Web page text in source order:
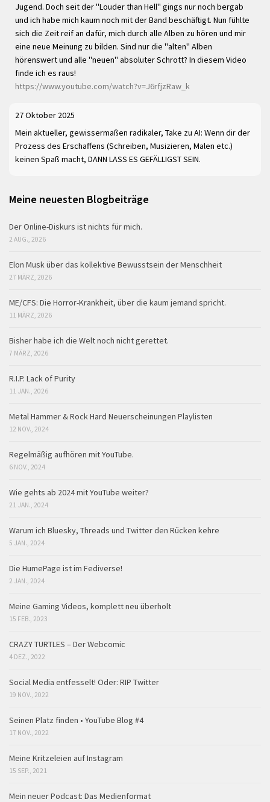
Jugend. Doch seit der "Louder than Hell" gings nur noch bergab
und ich habe mich kaum noch mit der Band beschäftigt. Nun fühlte
sich die Zeit reif an dafür, mich durch alle Alben zu hören und mir
eine neue Meinung zu bilden. Sind nur die "alten" Alben
hörenswert und alle "neuen" absoluter Schrott? In diesem Video
finde ich es raus!
https://www.youtube.com/watch?v=J6rfjzRaw_k
27 Oktober 2025
Mein aktueller, gewissermaßen radikaler, Take zu AI: Wenn dir der
Prozess des Erschaffens (Schreiben, Musizieren, Malen etc.)
keinen Spaß macht, DANN LASS ES GEFÄLLIGST SEIN.
Meine neuesten Blogbeiträge
Der Online-Diskurs ist nichts für mich.
2 AUG., 2026
Elon Musk über das kollektive Bewusstsein der Menschheit
27 MÄRZ, 2026
ME/CFS: Die Horror-Krankheit, über die kaum jemand spricht.
11 MÄRZ, 2026
Bisher habe ich die Welt noch nicht gerettet.
7 MÄRZ, 2026
R.I.P. Lack of Purity
11 JAN., 2026
Metal Hammer & Rock Hard Neuerscheinungen Playlisten
12 NOV., 2024
Regelmäßig aufhören mit YouTube.
6 NOV., 2024
Wie gehts ab 2024 mit YouTube weiter?
21 JAN., 2024
Warum ich Bluesky, Threads und Twitter den Rücken kehre
5 JAN., 2024
Die HumePage ist im Fediverse!
2 JAN., 2024
Meine Gaming Videos, komplett neu überholt
15 FEB., 2023
CRAZY TURTLES – Der Webcomic
4 DEZ., 2022
Social Media entfesselt! Oder: RIP Twitter
19 NOV., 2022
Seinen Platz finden • YouTube Blog #4
17 NOV., 2022
Meine Kritzeleien auf Instagram
15 SEP., 2021
Mein neuer Podcast: Das Medienformat